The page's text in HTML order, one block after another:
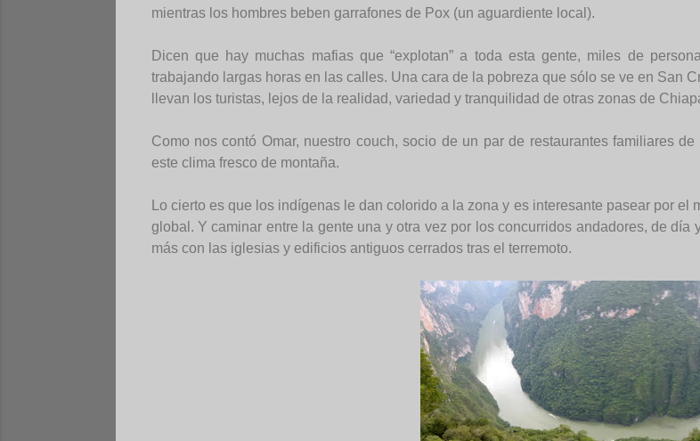
mientras los hombres beben garrafones de Pox (un aguardiente local).
Dicen que hay muchas mafias que “explotan” a toda esta gente, miles de
trabajando largas horas en las calles. Una cara de la pobreza que sólo se ve en San
llevan los turistas, lejos de la realidad, variedad y tranquilidad de otras zonas de
Como nos contó Omar, nuestro couch, socio de un par de restaurantes familiares
este clima fresco de montaña.
Lo cierto es que los indígenas le dan colorido a la zona y es interesante pasear por
global. Y caminar entre la gente una y otra vez por los concurridos andadores, de
más con las iglesias y edificios antiguos cerrados tras el terremoto.